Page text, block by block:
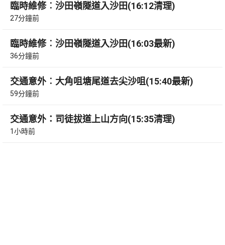
臨時維修︰沙田嶺隧道入沙田(16:12清理)
27分鐘前
臨時維修︰沙田嶺隧道入沙田(16:03最新)
36分鐘前
交通意外︰大角咀塘尾道去尖沙咀(15:40最新)
59分鐘前
交通意外：司徒拔道上山方向(15:35清理)
1小時前